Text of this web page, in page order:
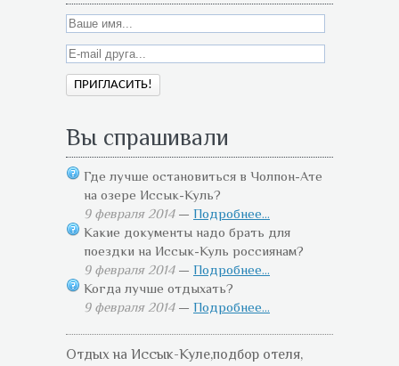
Вы спрашивали
Где лучше остановиться в Чолпон-Ате
на озере Иссык-Куль?
9 февраля 2014— Подробнее...
Какие документы надо брать для
поездки на Иссык-Куль россиянам?
9 февраля 2014— Подробнее...
Когда лучше отдыхать?
9 февраля 2014— Подробнее...
Отдых на Иссык-Куле,подбор отеля,